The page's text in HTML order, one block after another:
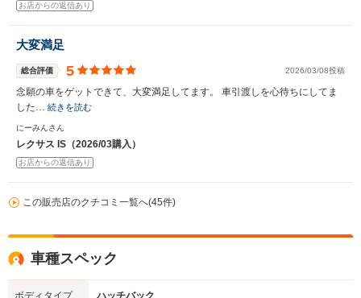
お店からの返信あり
大変満足
総合評価 5 2026/03/08投稿
念願の車をゲットできて、大変満足してます。 車引渡しを心待ちにしてま
した… 続きを読む
にーみんさん
レクサス IS（2026/03購入）
お店からの返信あり
この販売店のクチコミ一覧へ(45件)
車種スペック
ボディタイプ ハッチバック